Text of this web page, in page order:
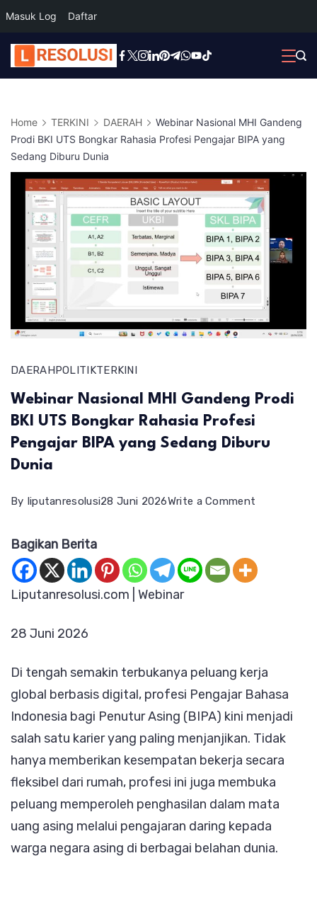
Masuk Log Daftar
Skip
to
Home TERKINI DAERAH
Webinar Nasional MHI Gandeng
Prodi BKI UTS Bongkar Rahasia Profesi Pengajar BIPA yang
Sedang Diburu Dunia
DAERAHPOLITIKTERKINI
Webinar Nasional MHI Gandeng Prodi
BKI UTS Bongkar Rahasia Profesi
Pengajar BIPA yang Sedang Diburu
Dunia
By liputanresolusi28 Juni 2026Write a Comment
MHI
Bongkar
Rahasia
Profesi
Pengajar
BIPA
yang
Sedang
Diburu
Dunia
Bagikan Berita
Liputanresolusi.com | Webinar
28 Juni 2026
Di tengah semakin terbukanya peluang kerja
global berbasis digital, profesi Pengajar Bahasa
Indonesia bagi Penutur Asing (BIPA) kini menjadi
salah satu karier yang paling menjanjikan. Tidak
hanya memberikan kesempatan bekerja secara
fleksibel dari rumah, profesi ini juga membuka
peluang memperoleh penghasilan dalam mata
uang asing melalui pengajaran daring kepada
warga negara asing di berbagai belahan dunia.